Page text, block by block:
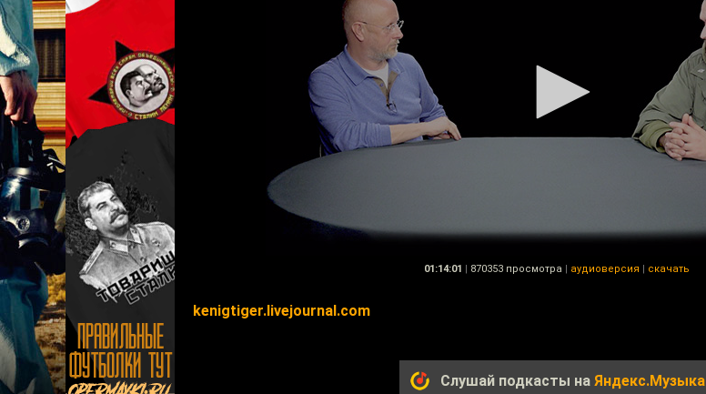
01:14:01 | 870353 просмотра | аудиоверсия | скачать
kenigtiger.livejournal.com
Слушай подкасты на Яндекс.Музыка